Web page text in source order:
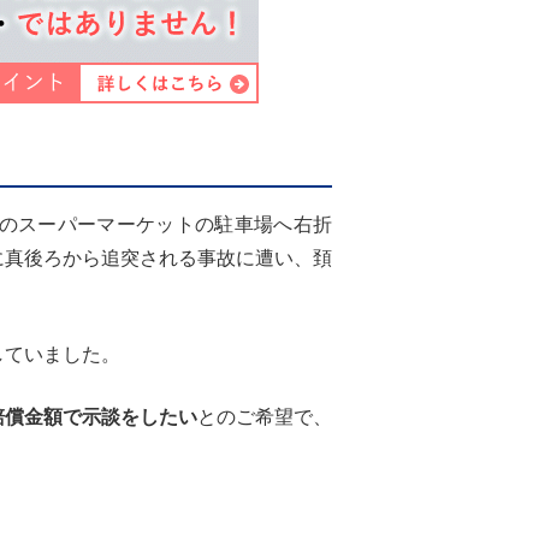
ーパーマーケットの駐車場へ右折
後ろから追突される事故に遭い、頚
いました。
金額で示談をしたいとのご希望で、